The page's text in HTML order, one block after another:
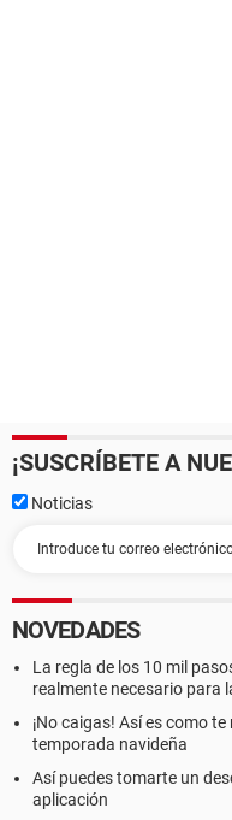
¡SUSCRÍBETE A
Noticias
NOVEDADES
La regla de los 10 mil
realmente necesario para
¡No caigas! Así es como
temporada navideña
Así puedes tomarte un
aplicación